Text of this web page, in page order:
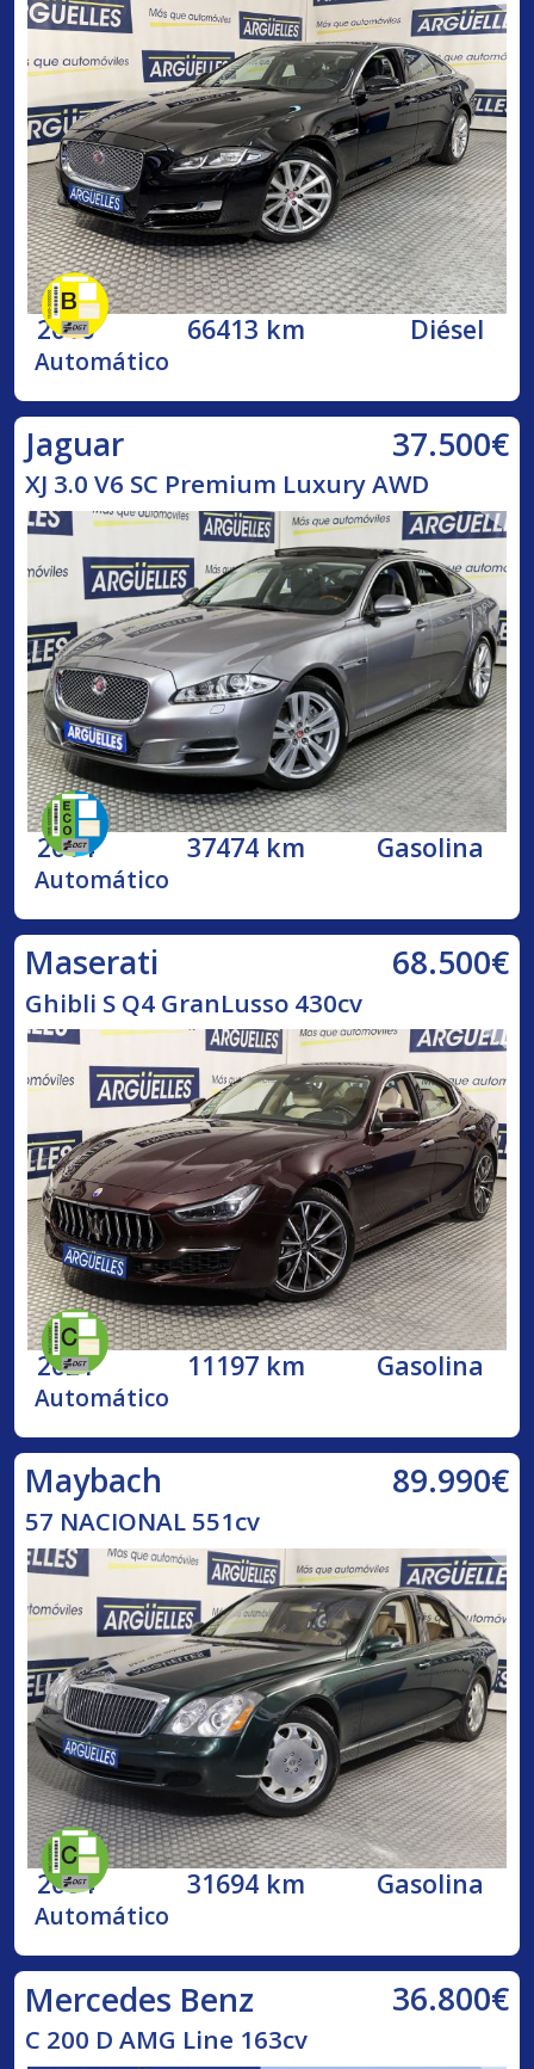
2016 66413 km Diésel
Automático
Jaguar 37.500€
XJ 3.0 V6 SC Premium Luxury AWD
2014 37474 km Gasolina
Automático
Maserati 68.500€
Ghibli S Q4 GranLusso 430cv
2021 11197 km Gasolina
Automático
Maybach 89.990€
57 NACIONAL 551cv
2004 31694 km Gasolina
Automático
Mercedes Benz 36.800€
C 200 D AMG Line 163cv